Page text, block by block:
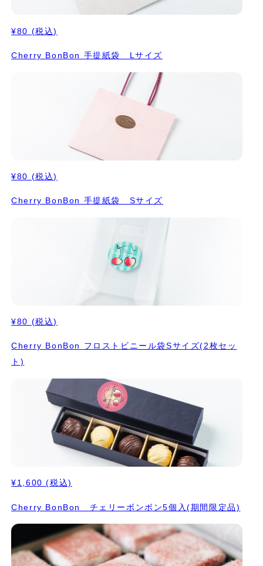
¥80 (税込)
Cherry BonBon 手提紙袋 Lサイズ
¥80 (税込)
Cherry BonBon 手提紙袋 Sサイズ
¥80 (税込)
Cherry BonBon フロストビニール袋Sサイズ(2枚セッ
ト)
¥1,600 (税込)
Cherry BonBon チェリーボンボン5個入(期間限定品)